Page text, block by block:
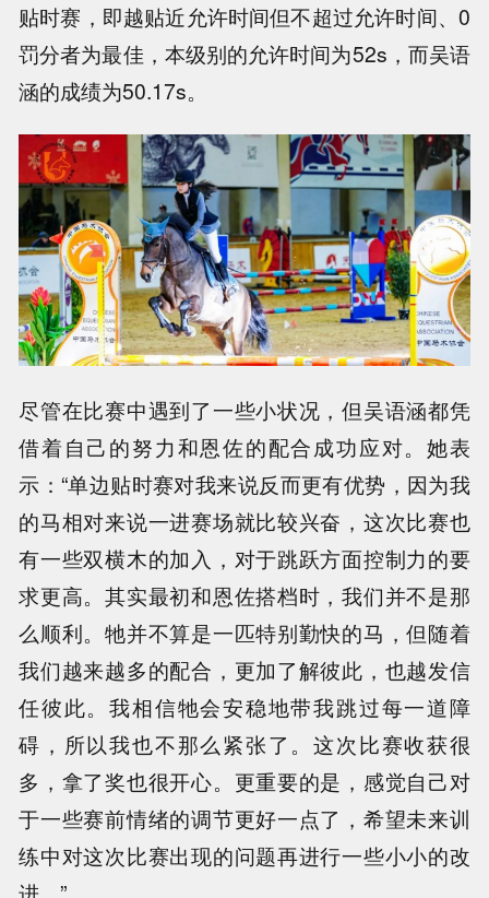
贴时赛，即越贴近允许时间但不超过允许时间、0
罚分者为最佳，本级别的允许时间为52s，而吴语
涵的成绩为50.17s。
尽管在比赛中遇到了一些小状况，但吴语涵都凭
借着自己的努力和恩佐的配合成功应对。她表
示：“单边贴时赛对我来说反而更有优势，因为我
的马相对来说一进赛场就比较兴奋，这次比赛也
有一些双横木的加入，对于跳跃方面控制力的要
求更高。其实最初和恩佐搭档时，我们并不是那
么顺利。牠并不算是一匹特别勤快的马，但随着
我们越来越多的配合，更加了解彼此，也越发信
任彼此。我相信牠会安稳地带我跳过每一道障
碍，所以我也不那么紧张了。这次比赛收获很
多，拿了奖也很开心。更重要的是，感觉自己对
于一些赛前情绪的调节更好一点了，希望未来训
练中对这次比赛出现的问题再进行一些小小的改